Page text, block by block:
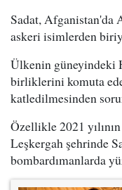
Sadat, Afganistan'da
askeri isimlerden
Ülkenin güneyindeki
birliklerini komuta
katledilmesinden
Özellikle 2021
Leşkergah şehrinde
bombardımanlarda